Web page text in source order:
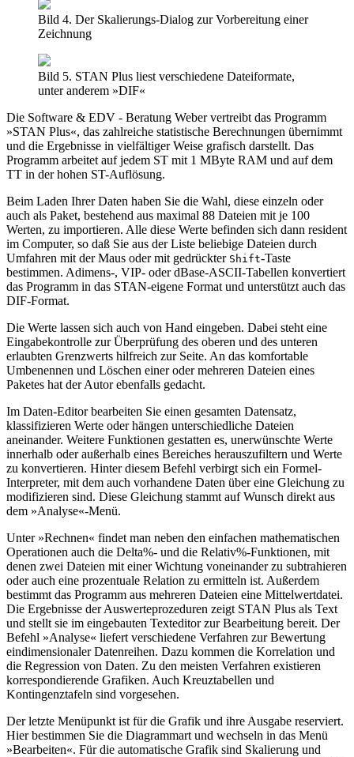
Bild 4. Der Skalierungs-Dialog zur Vorbereitung einer
Zeichnung
Bild 5. STAN Plus liest verschiedene Dateiformate,
unter anderem »DIF«
Die Software & EDV - Beratung Weber vertreibt das Programm
»STAN Plus«, das zahlreiche statistische Berechnungen übernimmt
und die Ergebnisse in vielfältiger Weise grafisch darstellt. Das
Programm arbeitet auf jedem ST mit 1 MByte RAM und auf dem
TT in der hohen ST-Auflösung.
Beim Laden Ihrer Daten haben Sie die Wahl, diese einzeln oder
auch als Paket, bestehend aus maximal 88 Dateien mit je 100
Werten, zu importieren. Alle diese Werte befinden sich dann resident
im Computer, so daß Sie aus der Liste beliebige Dateien durch
Umfahren mit der Maus oder mit gedrückter Shift-Taste
bestimmen. Adimens-, VIP- oder dBase-ASCII-Tabellen konvertiert
das Programm in das STAN-eigene Format und unterstützt auch das
DIF-Format.
Die Werte lassen sich auch von Hand eingeben. Dabei steht eine
Eingabekontrolle zur Überprüfung des oberen und des unteren
erlaubten Grenzwerts hilfreich zur Seite. An das komfortable
Umbenennen und Löschen einer oder mehreren Dateien eines
Paketes hat der Autor ebenfalls gedacht.
Im Daten-Editor bearbeiten Sie einen gesamten Datensatz,
klassifizieren Werte oder hängen unterschiedliche Dateien
aneinander. Weitere Funktionen gestatten es, unerwünschte Werte
innerhalb oder außerhalb eines Bereiches herauszufiltern und Werte
zu konvertieren. Hinter diesem Befehl verbirgt sich ein Formel-
Interpreter, mit dem auch vorhandene Daten über eine Gleichung zu
modifizieren sind. Diese Gleichung stammt auf Wunsch direkt aus
dem »Analyse«-Menü.
Unter »Rechnen« findet man neben den einfachen mathematischen
Operationen auch die Delta%- und die Relativ%-Funktionen, mit
denen zwei Dateien mit einer Wichtung voneinander zu subtrahieren
oder auch eine prozentuale Relation zu ermitteln ist. Außerdem
bestimmt das Programm aus mehreren Dateien eine Mittelwertdatei.
Die Ergebnisse der Auswerteprozeduren zeigt STAN Plus als Text
und stellt sie im eingebauten Texteditor zur Bearbeitung bereit. Der
Befehl »Analyse« liefert verschiedene Verfahren zur Bewertung
eindimensionaler Datenreihen. Dazu kommen die Korrelation und
die Regression von Daten. Zu den meisten Verfahren existieren
korrespondierende Grafiken. Auch Kreuztabellen und
Kontingenztafeln sind vorgesehen.
Der letzte Menüpunkt ist für die Grafik und ihre Ausgabe reserviert.
Hier bestimmen Sie die Diagrammart und wechseln in das Menü
»Bearbeiten«. Für die automatische Grafik sind Skalierung und